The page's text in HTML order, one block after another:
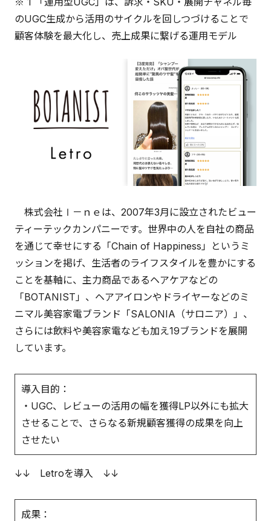
のUGC生成から活用のサイクルを回しつづけることで
顧客体験を最大化し、売上成果に繋げる運用モデル
株式会社Ⅰ－ｎｅは、2007年3月に設立されたビュー
ティーテックカンパニーです。世界中の人を自社の商品
を通じて幸せにする「Chain of Happiness」というミ
ッションを掲げ、生活者のライフスタイルを豊かにする
ことを基軸に、主力商品であるヘアケアなどの
「BOTANIST」、ヘアアイロンやドライヤーなどのミ
ニマル美容家電ブランド「SALONIA（サロニア）」、
さらには飲料や美容家電なども加え19ブランドを展開
しています。
導入目的：
・UGC、レビューの活用の幅を獲得LP以外にも拡大
させることで、さらなる新規顧客獲得の成果を向上
させたい
↓↓ Letroを導入 ↓↓
成果：